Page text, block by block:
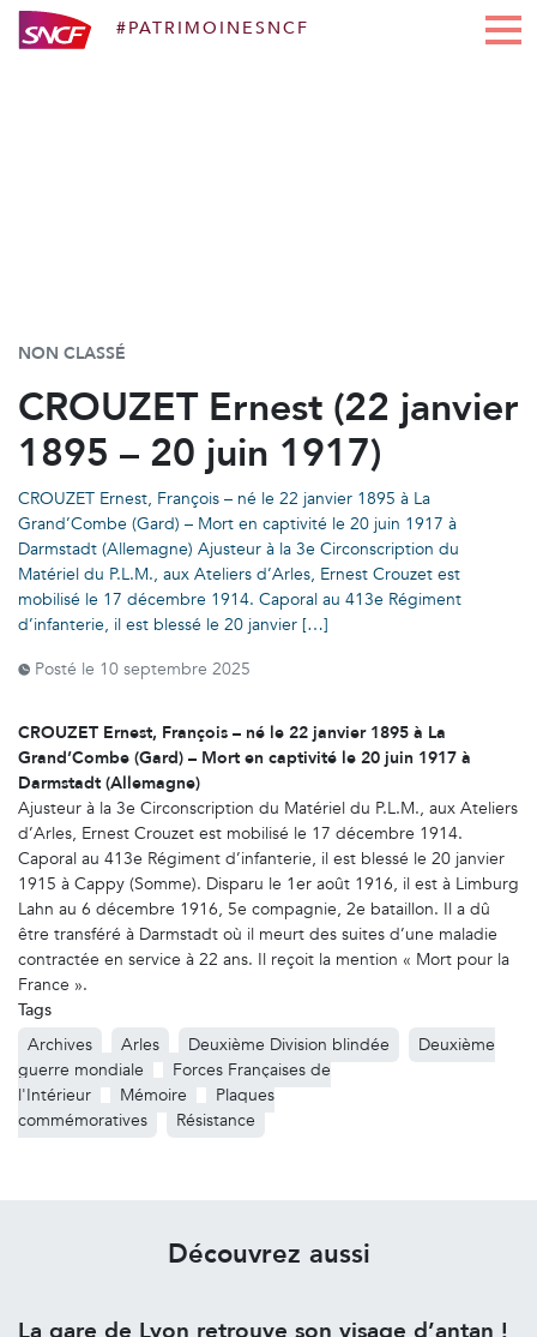
#PATRIMOINESNCF
NON CLASSÉ
CROUZET Ernest (22 janvier
1895 – 20 juin 1917)
CROUZET Ernest, François – né le 22 janvier 1895 à La
Grand’Combe (Gard) – Mort en captivité le 20 juin 1917 à
Darmstadt (Allemagne) Ajusteur à la 3e Circonscription du
Matériel du P.L.M., aux Ateliers d’Arles, Ernest Crouzet est
mobilisé le 17 décembre 1914. Caporal au 413e Régiment
d’infanterie, il est blessé le 20 janvier […]
Posté le 10 septembre 2025
CROUZET Ernest, François – né le 22 janvier 1895 à La
Grand’Combe (Gard) – Mort en captivité le 20 juin 1917 à
Darmstadt (Allemagne)
Ajusteur à la 3e Circonscription du Matériel du P.L.M., aux Ateliers
d’Arles, Ernest Crouzet est mobilisé le 17 décembre 1914.
Caporal au 413e Régiment d’infanterie, il est blessé le 20 janvier
1915 à Cappy (Somme). Disparu le 1er août 1916, il est à Limburg
Lahn au 6 décembre 1916, 5e compagnie, 2e bataillon. Il a dû
être transféré à Darmstadt où il meurt des suites d’une maladie
contractée en service à 22 ans. Il reçoit la mention « Mort pour la
France ».
Tags
Archives
Arles Deuxième Division blindée
Deuxième
guerre mondiale
Forces Françaises de
l'Intérieur
Mémoire
Plaques
commémoratives
Résistance
Découvrez aussi
La gare de Lyon retrouve son visage d’antan !